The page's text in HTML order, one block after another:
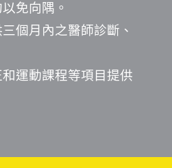
免向隅。
個月內之醫師診斷、
運動課程等項目提供